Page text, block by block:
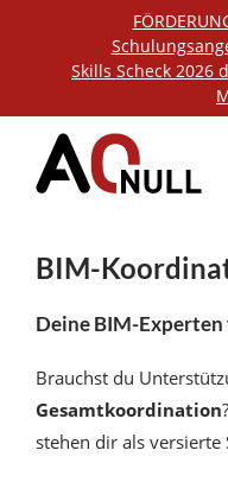
Skills Scheck 2026
BIM-
Deine BIM-
Brauchst du
Gesamtkoordination
stehen dir als versierte